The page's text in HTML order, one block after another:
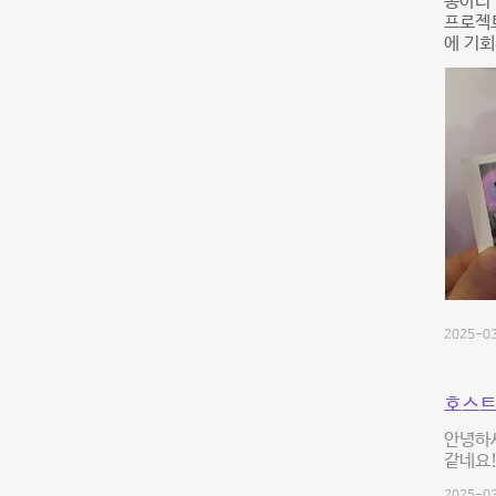
프로젝
에 기
2025-
호스
안녕하
같네